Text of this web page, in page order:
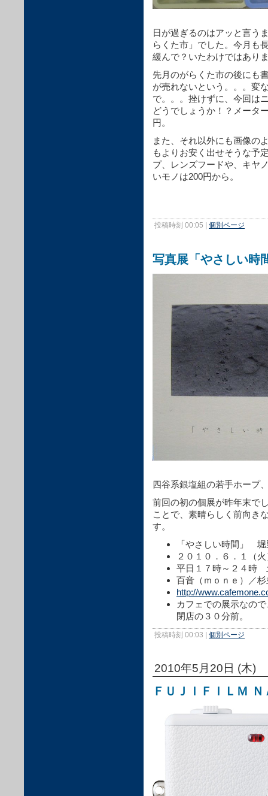
日が過ぎるのはアッと言う
らくた市」でした。今月も
緩んで？いたわけではあり
先月のがらくた市の後にも
が売れないという。。。変
で。。。挫けずに、今回は
どうでしょうか！？メータ
円。
また、それ以外にも画像の
もよりお安く出せそうな予
プ、レンズフードや、キヤ
いモノは200円から。
投稿時刻 00:05 | 個別ページ
写真展「やさしい時
四谷系銀塩組の若手ホープ
前回の初の個展が昨年末で
ことで、素晴らしく前向き
す。
「やさしい時間」
２０１０．６．１（
平日１７時～２４時
百音（ｍｏｎｅ）／
http://
カフェでの展示なの
閉店の３０分前。
投稿時刻 00:03 | 個別ページ
2010年5月20日 (木)
ＦＵＪＩＦＩＬＭ